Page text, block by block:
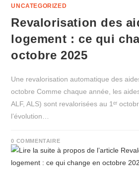
UNCATEGORIZED
Revalorisation des
logement : ce qui
octobre 2025
Une revalorisation automatique des
octobre Comme chaque année, les
ALF, ALS) sont revalorisées au 1ᵉʳ
l’évolution…
0 COMMENTAIRE